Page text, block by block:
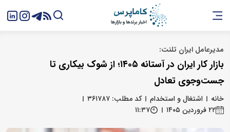
مدیرعامل ایران تلنت:
بازار کار ایران در آستانه ۱۴۰۵؛ از شوک بیکاری تا
جست‌وجوی تعادل
خانه اشتغال و استخدام
کد مطلب: ۳۶۱۷۸۷
۲۲ فروردین ۱۴۰۵
۱۱:۳۷